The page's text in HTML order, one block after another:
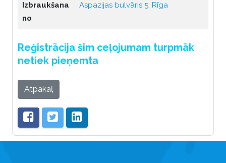
Izbraukšana
no
Aspazijas bulvāris 5, Rīga
Reģistrācija šim ceļojumam turpmāk
netiek pieņemta
Atpakaļ